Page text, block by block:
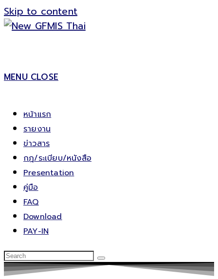
Skip to content
MENU CLOSE
หน้าแรก
รายงาน
ข่าวสาร
กฎ/ระเบียบ/หนังสือ
Presentation
คู่มือ
FAQ
Download
PAY-IN